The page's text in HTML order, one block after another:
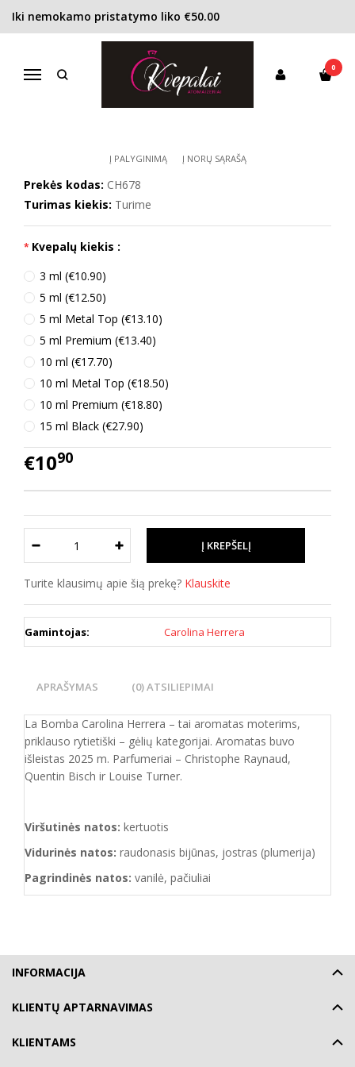
Iki nemokamo pristatymo liko €50.00
Navigacija
0
Pagrindinis KONCENTRACIJA
Kvapusis vanduo (EDP)
Carolina Herrera La Bomba EDP moterims
CAROLINA HERRERA LA BOMBA EDP
Į PALYGINIMĄ Į NORŲ SĄRAŠĄ
Prekės kodas: CH678
Turimas kiekis: Turime
Kvepalų kiekis :
3 ml (€10.90)
5 ml (€12.50)
5 ml Metal Top (€13.10)
5 ml Premium (€13.40)
10 ml (€17.70)
10 ml Metal Top (€18.50)
10 ml Premium (€18.80)
15 ml Black (€27.90)
€1090
Turite klausimų apie šią prekę? Klauskite
Gamintojas: Carolina Herrera
APRAŠYMAS (0) ATSILIEPIMAI
La Bomba Carolina Herrera – tai aromatas moterims,
priklauso rytietiški – gėlių kategorijai. Aromatas buvo
išleistas 2025 m. Parfumeriai – Christophe Raynaud,
Quentin Bisch ir Louise Turner.
Viršutinės natos: kertuotis
Vidurinės natos: raudonasis bijūnas, jostras (plumerija)
Pagrindinės natos: vanilė, pačiuliai
INFORMACIJA
KLIENTŲ APTARNAVIMAS
KLIENTAMS